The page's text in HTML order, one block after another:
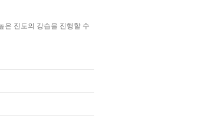
은 진도의 강습을 진행할 수